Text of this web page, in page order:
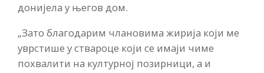
донијела у његов дом.
„Зато благодарим члановима жирија који ме
уврстише у ствароце који се имаји чиме
похвалити на културној позирници, а и